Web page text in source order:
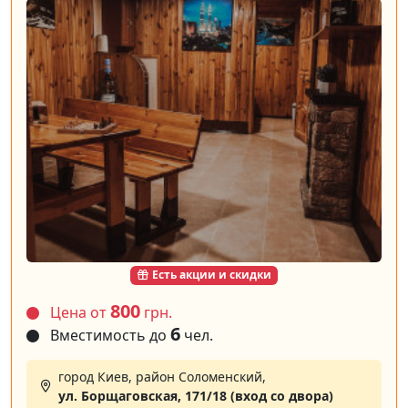
Есть акции и скидки
Цена от800 грн.
Вместимость до 6 чел.
город Киев, район Соломенский,
ул. Борщаговская, 171/18 (вход со двора)